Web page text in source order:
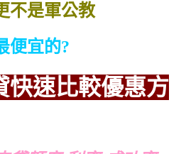
不是軍公教
便宜的?
快速比較優惠方